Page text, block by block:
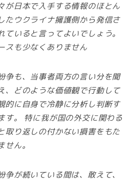
が日本で入手する情報のほとん
たウクライナ擁護側から発信さ
いると言ってよいでしょう。
スも少なくありません
争も、当事者両方の言い分を聞
、どのような価値観で行動して
的に自身で冷静に分析し判断す
す。 特に我が国の外交に関わる
取り返しの付かない損害をもた
せん。
争が続いている間は、敢えて、